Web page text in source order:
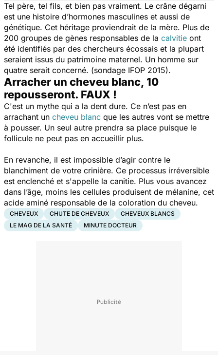
Tel père, tel fils, et bien pas vraiment. Le crâne dégarni
est une histoire d’hormones masculines et aussi de
génétique. Cet héritage proviendrait de la mère. Plus de
200 groupes de gènes responsables de la calvitie ont
été identifiés par des chercheurs écossais et la plupart
seraient issus du patrimoine maternel. Un homme sur
quatre serait concerné. (sondage IFOP 2015).
Arracher un cheveu blanc, 10
repousseront. FAUX !
C'est un mythe qui a la dent dure. Ce n’est pas en
arrachant un cheveu blanc que les autres vont se mettre
à pousser. Un seul autre prendra sa place puisque le
follicule ne peut pas en accueillir plus.
En revanche, il est impossible d’agir contre le
blanchiment de votre crinière. Ce processus irréversible
est enclenché et s'appelle la canitie. Plus vous avancez
dans l’âge, moins les cellules produisent de mélanine, cet
acide aminé responsable de la coloration du cheveu.
CHEVEUX CHUTE DE CHEVEUX
CHEVEUX BLANCS
LE MAG DE LA SANTÉ
MINUTE DOCTEUR